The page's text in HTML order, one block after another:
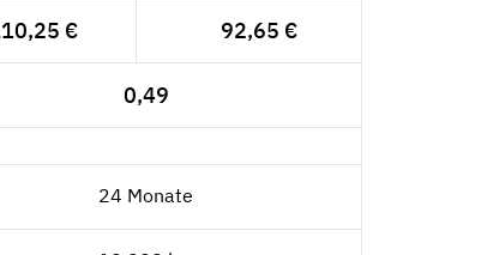
€ 92,65 €
0,49
24 Monate